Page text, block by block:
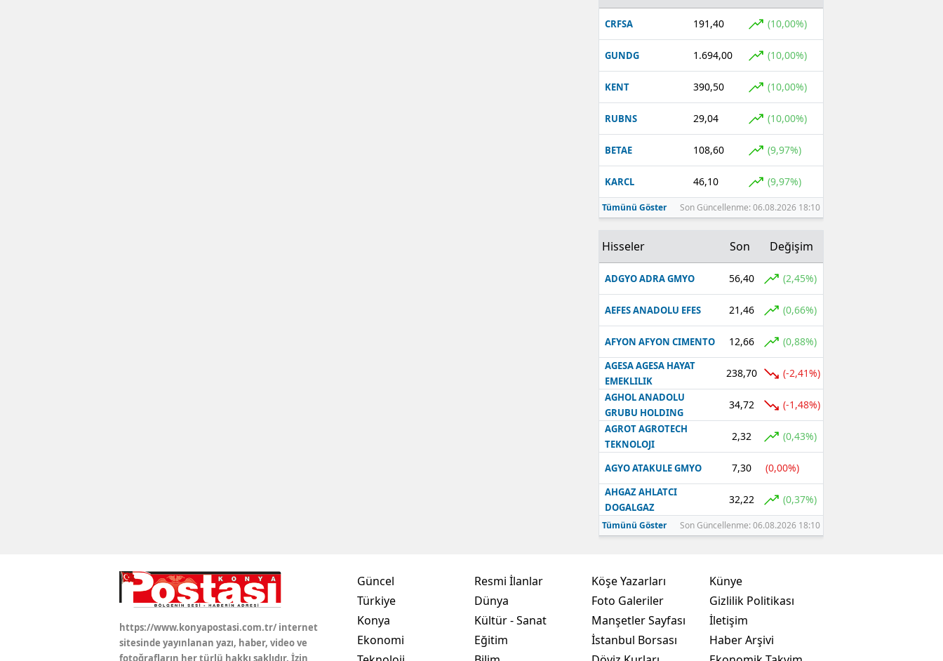
Tunceli
Şanlıurfa
Uşak
Van
CRFSA 191,40 (10,00%)
GUNDG 1.694,00 (10,00%)
KENT 390,50 (10,00%)
RUBNS 29,04 (10,00%)
BETAE 108,60 (9,97%)
KARCL 46,10 (9,97%)
Tümünü Göster Son Güncellenme: 06.08.2026 18:10
Hisseler Son Değişim
ADGYO ADRA GMYO 56,40 (2,45%)
AEFES ANADOLU EFES 21,46 (0,66%)
AFYON AFYON CIMENTO 12,66 (0,88%)
AGESA AGESA HAYAT
EMEKLILIK
238,70 (-2,41%)
AGHOL ANADOLU
GRUBU HOLDING
34,72 (-1,48%)
AGROT AGROTECH
TEKNOLOJI
2,32 (0,43%)
AGYO ATAKULE GMYO 7,30 (0,00%)
AHGAZ AHLATCI
DOGALGAZ
32,22 (0,37%)
Tümünü Göster Son Güncellenme: 06.08.2026 18:10
https://www.konyapostasi.com.tr/ internet
sitesinde yayınlanan yazı, haber, video ve
fotoğrafların her türlü hakkı saklıdır. İzin
Güncel
Türkiye
Konya
Ekonomi
Resmi İlanlar
Dünya
Kültür - Sanat
Eğitim
Köşe Yazarları
Foto Galeriler
Manşetler Sayfası
İstanbul Borsası
Künye
Gizlilik Politikası
İletişim
Haber Arşivi